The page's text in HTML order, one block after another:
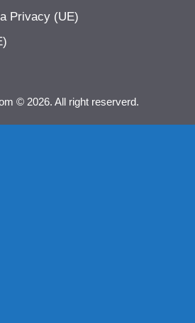
Privacy (UE)
© 2026. All right reserverd.